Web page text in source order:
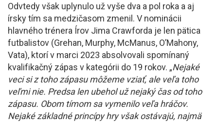
Odvtedy však uplynulo už vyše dva a pol roka a aj
írsky tím sa medzičasom zmenil. V nominácii
hlavného trénera Írov Jima Crawforda je len pätica
futbalistov (Grehan, Murphy, McManus, O’Mahony,
Vata), ktorí v marci 2023 absolvovali spomínaný
kvalifikačný zápas v kategórii do 19 rokov. „Nejaké
veci si z toho zápasu môžeme vziať, ale veľa toho
veľmi nie. Predsa len ubehol už nejaký čas od toho
zápasu. Obom tímom sa vymenilo veľa hráčov.
Nejaké základné princípy hry však ostávajú, najmä